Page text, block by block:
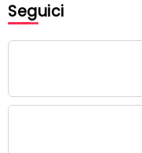
Seguici